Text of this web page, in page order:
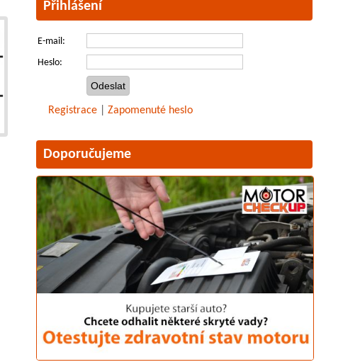
Přihlášení
E-mail:
Heslo:
Registrace Zapomenuté heslo
Doporučujeme